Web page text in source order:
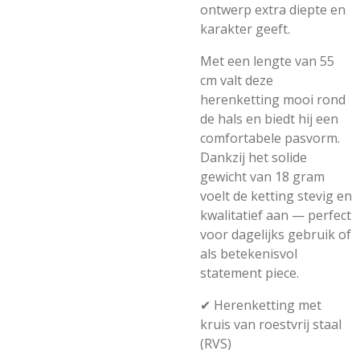
ontwerp extra diepte en
karakter geeft.
Met een lengte van 55
cm valt deze
herenketting mooi rond
de hals en biedt hij een
comfortabele pasvorm.
Dankzij het solide
gewicht van 18 gram
voelt de ketting stevig en
kwalitatief aan — perfect
voor dagelijks gebruik of
als betekenisvol
statement piece.
✔ Herenketting met
kruis van roestvrij staal
(RVS)